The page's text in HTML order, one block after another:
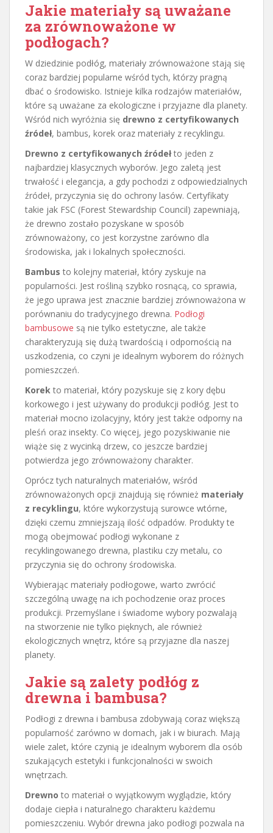
Jakie materiały są uważane
za zrównoważone w
podłogach?
W dziedzinie podłóg, materiały zrównoważone stają się
coraz bardziej popularne wśród tych, którzy pragną
dbać o środowisko. Istnieje kilka rodzajów materiałów,
które są uważane za ekologiczne i przyjazne dla planety.
Wśród nich wyróżnia się drewno z certyfikowanych
źródeł, bambus, korek oraz materiały z recyklingu.
Drewno z certyfikowanych źródełto jeden z
najbardziej klasycznych wyborów. Jego zaletą jest
trwałość i elegancja, a gdy pochodzi z odpowiedzialnych
źródeł, przyczynia się do ochrony lasów. Certyfikaty
takie jak FSC (Forest Stewardship Council) zapewniają,
że drewno zostało pozyskane w sposób
zrównoważony, co jest korzystne zarówno dla
środowiska, jak i lokalnych społeczności.
Bambus to kolejny materiał, który zyskuje na
popularności. Jest rośliną szybko rosnącą, co sprawia,
że jego uprawa jest znacznie bardziej zrównoważona w
porównaniu do tradycyjnego drewna. Podłogi
bambusowe są nie tylko estetyczne, ale także
charakteryzują się dużą twardością i odpornością na
uszkodzenia, co czyni je idealnym wyborem do różnych
pomieszczeń.
Korek to materiał, który pozyskuje się z kory dębu
korkowego i jest używany do produkcji podłóg. Jest to
materiał mocno izolacyjny, który jest także odporny na
pleśń oraz insekty. Co więcej, jego pozyskiwanie nie
wiąże się z wycinką drzew, co jeszcze bardziej
potwierdza jego zrównoważony charakter.
Oprócz tych naturalnych materiałów, wśród
zrównoważonych opcji znajdują się również materiały
z recyklingu, które wykorzystują surowce wtórne,
dzięki czemu zmniejszają ilość odpadów. Produkty te
mogą obejmować podłogi wykonane z
recyklingowanego drewna, plastiku czy metalu, co
przyczynia się do ochrony środowiska.
Wybierając materiały podłogowe, warto zwrócić
szczególną uwagę na ich pochodzenie oraz proces
produkcji. Przemyślane i świadome wybory pozwalają
na stworzenie nie tylko pięknych, ale również
ekologicznych wnętrz, które są przyjazne dla naszej
planety.
Jakie są zalety podłóg z
drewna i bambusa?
Podłogi z drewna i bambusa zdobywają coraz większą
popularność zarówno w domach, jak i w biurach. Mają
wiele zalet, które czynią je idealnym wyborem dla osób
szukających estetyki i funkcjonalności w swoich
wnętrzach.
Drewno to materiał o wyjątkowym wyglądzie, który
dodaje ciepła i naturalnego charakteru każdemu
pomieszczeniu. Wybór drewna jako podłogi pozwala na